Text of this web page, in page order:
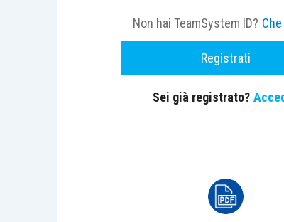
Centro Studi Lavoro e Previdenza
Non hai TeamSystem ID?
Registrati
Sei già registrato?